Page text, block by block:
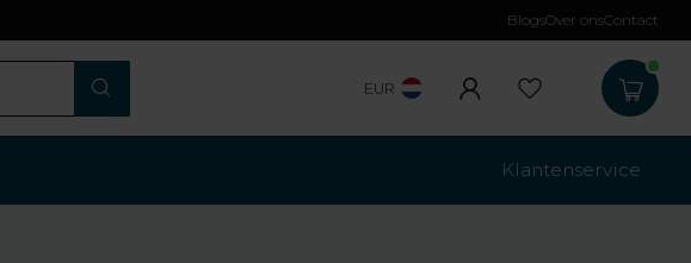
Gratis verzending
BlogsOver onsContact
EUR
Klantenservice